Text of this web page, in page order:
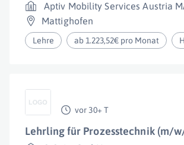
Aptiv Mobility Services Austria
Mattighofen
Lehre ab 1.223,52€ pro Monat
vor 30+ T
Lehrling für Prozesstechnik (m/